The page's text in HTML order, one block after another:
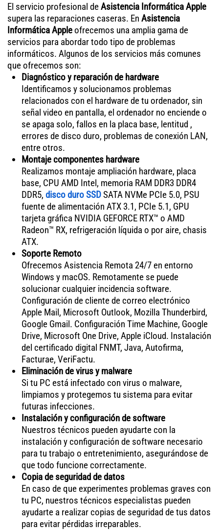
El servicio profesional deAsistencia Informática Apple
supera las reparaciones caseras. En Asistencia
Informática Appleofrecemos una amplia gama de
servicios para abordar todo tipo de problemas
informáticos. Algunos de los servicios más comunes
que ofrecemos son:
Diagnóstico y reparación de hardware
Identificamos y solucionamos problemas
relacionados con el hardware de tu ordenador, sin
señal video en pantalla, el ordenador no enciende o
se apaga solo, fallos en la placa base, lentitud ,
errores de disco duro, problemas de conexión LAN,
entre otros.
Montaje componentes hardware
Realizamos montaje ampliación hardware, placa
base, CPU AMD Intel, memoria RAM DDR3 DDR4
DDR5, disco duro SSDSATA NVMe PCIe 5.0, PSU
fuente de alimentación ATX 3.1, PCIe 5.1, GPU
tarjeta gráfica NVIDIA GEFORCE RTX™ o AMD
Radeon™ RX, refrigeración líquida o por aire, chasis
ATX.
Soporte Remoto
Ofrecemos Asistencia Remota 24/7 en entorno
Windows y macOS. Remotamente se puede
solucionar cualquier incidencia software.
Configuración de cliente de correo electrónico
Apple Mail, Microsoft Outlook, Mozilla Thunderbird,
Google Gmail. Configuración Time Machine, Google
Drive, Microsoft One Drive, Apple iCloud. Instalación
del certificado digital FNMT, Java, Autofirma,
Facturae, VeriFactu.
Eliminación de virus y malware
Si tu PC está infectado con virus o malware,
limpiamos y protegemos tu sistema para evitar
futuras infecciones.
Instalación y configuración de software
Nuestros técnicos pueden ayudarte con la
instalación y configuración de software necesario
para tu trabajo o entretenimiento, asegurándose de
que todo funcione correctamente.
Copia de seguridad de datos
En caso de que experimentes problemas graves con
tu PC, nuestros técnicos especialistas pueden
ayudarte a realizar copias de seguridad de tus datos
para evitar pérdidas irreparables.